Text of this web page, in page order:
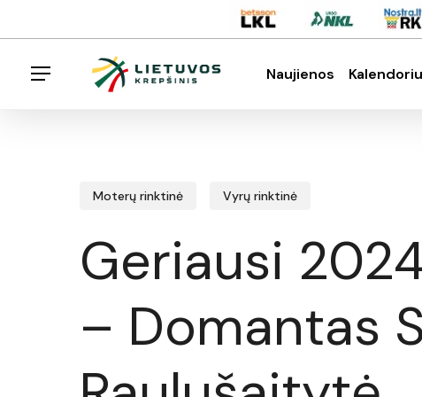
to
Menu
Naujienos
Moterų rinktinė Vyrų rinktinė
Geriausi
– Domantas